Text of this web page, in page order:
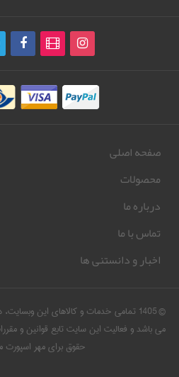
صفحه اصلی
محصولات
درباره ما
تماس با ما
اخبار و دانستنی ها
© 1405 تمامی خدمات و کالاهای این
می باشد و فعالیت این سایت تابع قوانین و
حقوق برای مهر